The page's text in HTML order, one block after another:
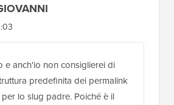
e anch'io non consiglierei di
predefinita dei permalink
lo slug padre. Poiché è il